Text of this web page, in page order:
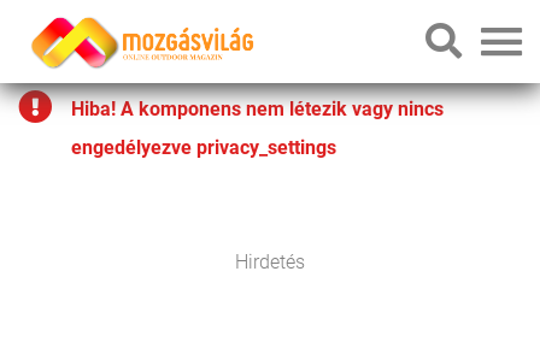
Hiba! A komponens nem létezik vagy nincs
engedélyezve privacy_settings
Hirdetés